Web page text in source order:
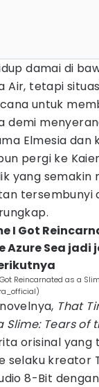
damai di
Air, tetapi
untuk
demi
Elmesia dan
pergi ke
yang semakin
tersembunyi
I Got
Azure Sea
Reincarnated as a
That
Tears of
orisinal yang
selaku kreator
8-Bit